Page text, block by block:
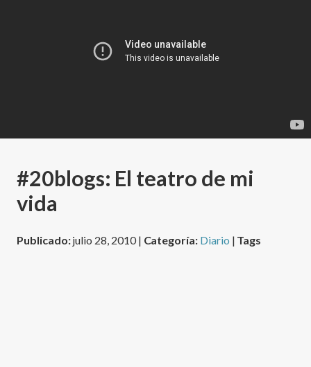
#20blogs: El teatro de mi
vida
Publicado:julio 28, 2010 | Categoría: Diario | Tags